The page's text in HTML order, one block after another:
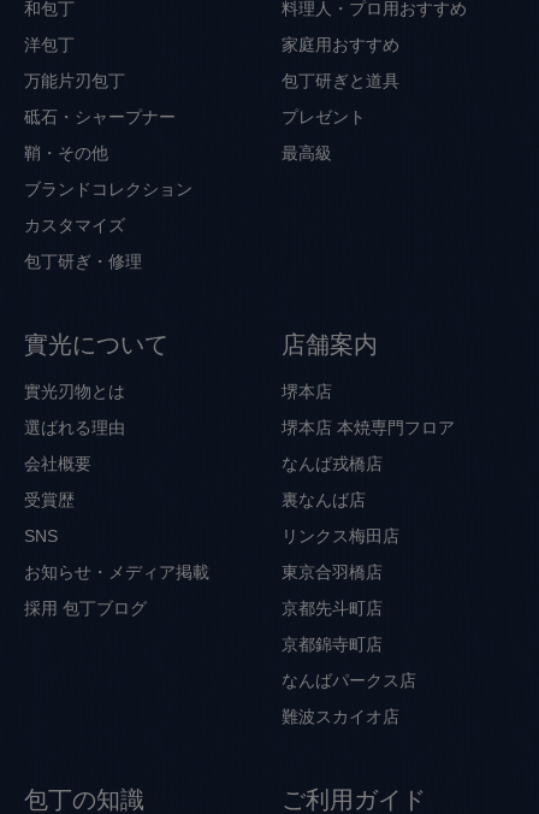
和包丁
洋包丁
万能片刃包丁
砥石・シャープナー
鞘・その他
ブランドコレクション
カスタマイズ
包丁研ぎ・修理
料理人・プロ用おすすめ
家庭用おすすめ
包丁研ぎと道具
プレゼント
最高級
實光について
實光刃物とは
選ばれる理由
会社概要
受賞歴
SNS
お知らせ・メディア掲載
採用 包丁ブログ
店舗案内
堺本店
堺本店 本焼専門フロア
なんば戎橋店
裏なんば店
リンクス梅田店
東京合羽橋店
京都先斗町店
京都錦寺町店
なんばパークス店
難波スカイオ店
包丁の知識 ご利用ガイド